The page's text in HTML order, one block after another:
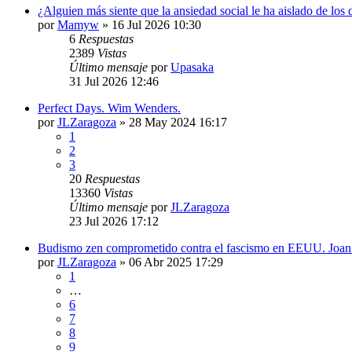
¿Alguien más siente que la ansiedad social le ha aislado de los
porMamyw » 16 Jul 2026 10:30
6 Respuestas
2389 Vistas
Último mensaje porUpasaka
31 Jul 2026 12:46
Perfect Days. Wim Wenders.
porJLZaragoza » 28 May 2024 16:17
1
2
3
20 Respuestas
13360 Vistas
Último mensaje porJLZaragoza
23 Jul 2026 17:12
Budismo zen comprometido contra el fascismo en EEUU.
porJLZaragoza » 06 Abr 2025 17:29
1
…
6
7
8
9